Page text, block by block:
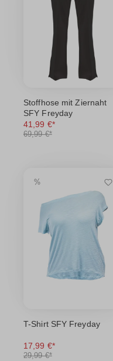
Stoffhose mit Ziernaht
SFY Freyday
41,99 €*
69,99 €*
T-Shirt SFY Freyday
17,99 €*
29,99 €*